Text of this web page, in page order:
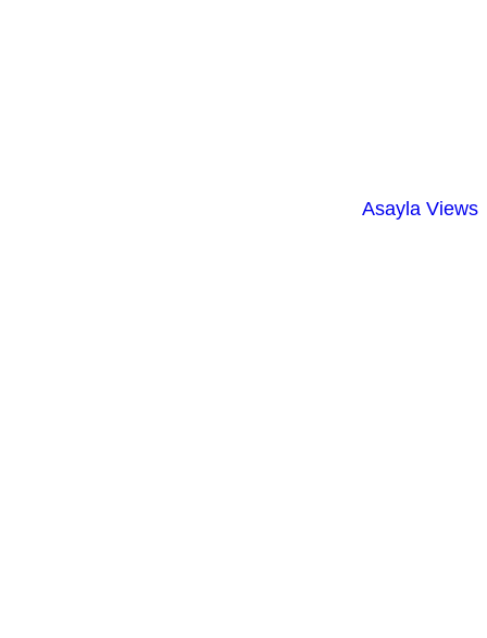
Asayla Views